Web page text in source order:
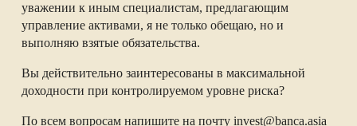
уважении к иным специалистам, предлагающим
управление активами, я не только обещаю, но и
выполняю взятые обязательства.
Вы действительно заинтересованы в максимальной
доходности при контролируемом уровне риска?
По всем вопросам напишите на почту invest@banca.asia